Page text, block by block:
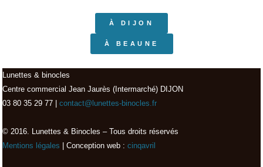
À DIJON
À BEAUNE
Lunettes & binocles
Centre commercial Jean Jaurès (Intermarché) DIJON
03 80 35 29 77 |
contact@lunettes-binocles.fr
© 2016. Lunettes & Binocles – Tous droits réservés​
Mentions légales | Conception web : cinqavril